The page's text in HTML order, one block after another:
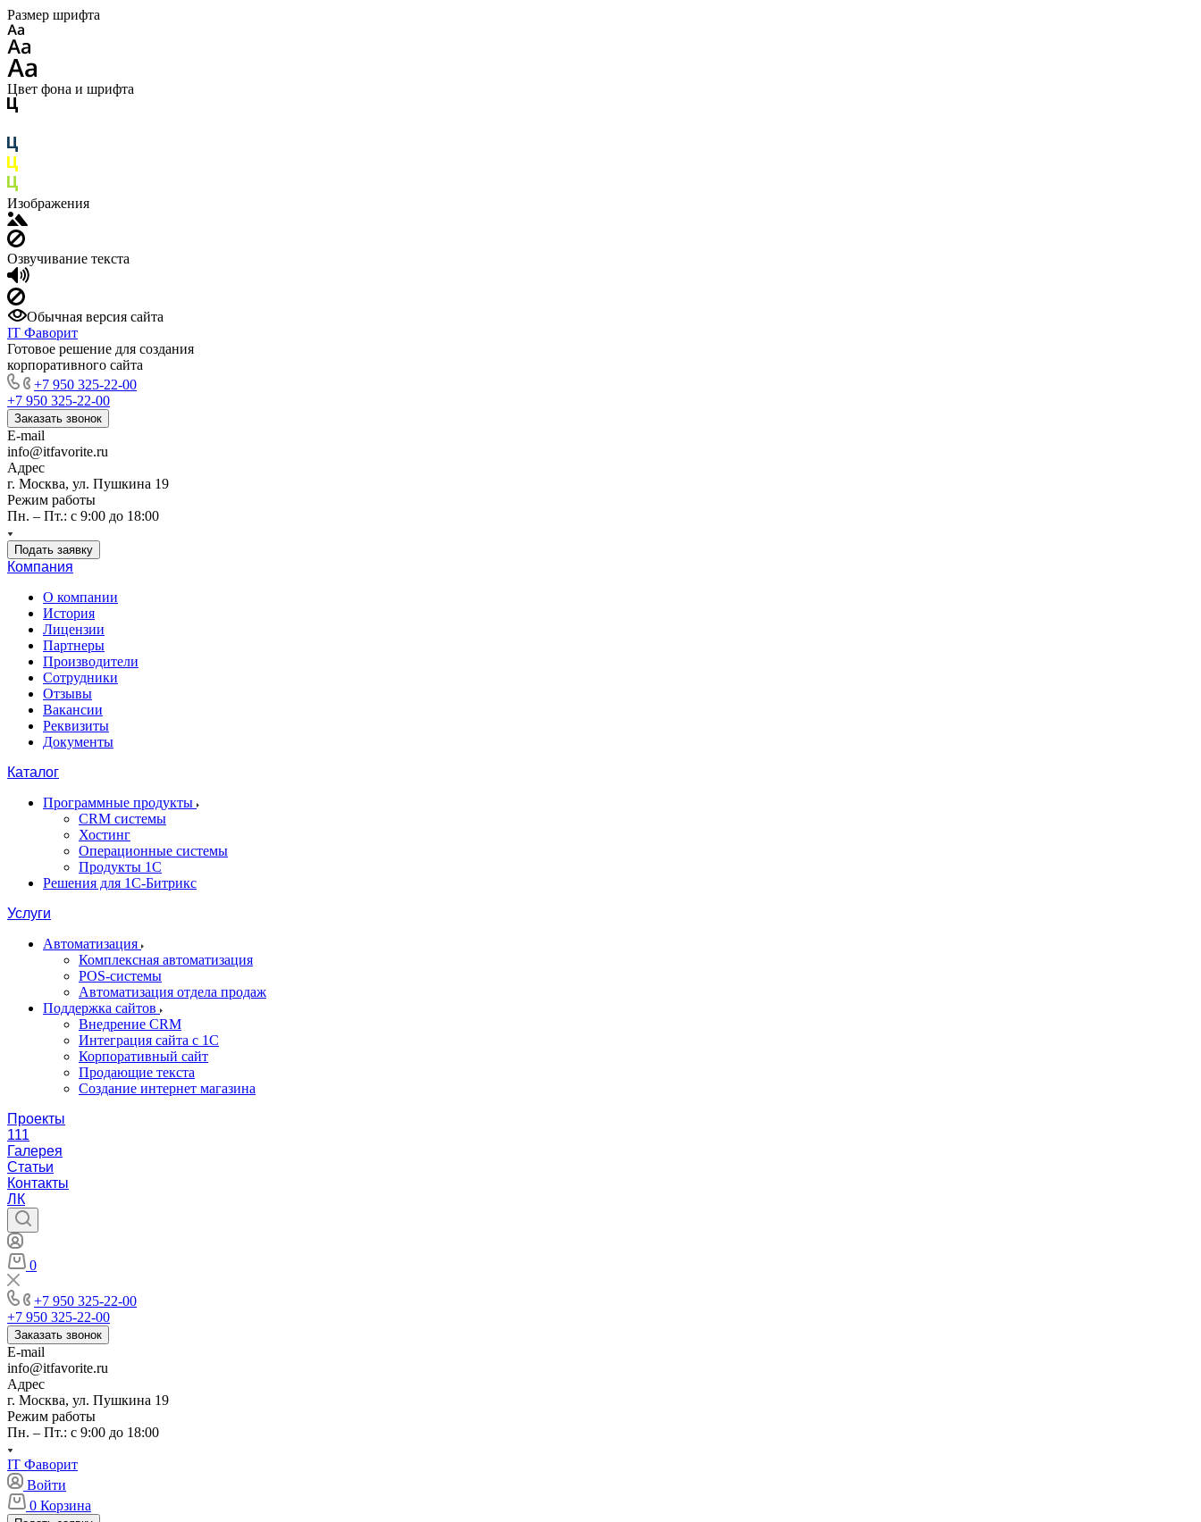
Размер шрифта
Цвет фона и шрифта
Изображения
Озвучивание текста
Обычная версия сайта
IT Фаворит
Готовое решение для создания
корпоративного сайта
+7 950 325-22-00
+7 950 325-22-00
Заказать звонок
E-mail
info@itfavorite.ru
Адрес
г. Москва, ул. Пушкина 19
Режим работы
Пн. – Пт.: с 9:00 до 18:00
Подать заявку
Компания
О компании
История
Лицензии
Партнеры
Производители
Сотрудники
Отзывы
Вакансии
Реквизиты
Документы
Каталог
Программные продукты
CRM системы
Хостинг
Операционные системы
Продукты 1С
Решения для 1С-Битрикс
Услуги
Автоматизация
Комплексная автоматизация
POS-системы
Автоматизация отдела продаж
Поддержка сайтов
Внедрение CRM
Интеграция сайта с 1С
Корпоративный сайт
Продающие текста
Создание интернет магазина
Проекты
111
Галерея
Статьи
Контакты
ЛК
0
+7 950 325-22-00
+7 950 325-22-00
Заказать звонок
E-mail
info@itfavorite.ru
Адрес
г. Москва, ул. Пушкина 19
Режим работы
Пн. – Пт.: с 9:00 до 18:00
IT Фаворит
Войти
0 Корзина